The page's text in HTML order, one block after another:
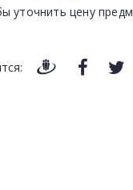
уточнить цену